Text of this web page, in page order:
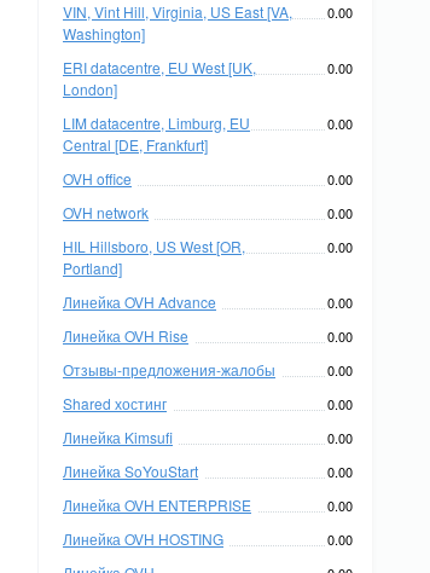
VIN, Vint Hill, Virginia, US East [VA,
Washington]
0.00
ERI datacentre, EU West [UK,
London]
0.00
LIM datacentre, Limburg, EU
Central [DE, Frankfurt]
0.00
OVH office 0.00
OVH network 0.00
HIL Hillsboro, US West [OR,
Portland]
0.00
Линейка OVH Advance 0.00
Линейка OVH Rise 0.00
Отзывы-предложения-жалобы 0.00
Shared хостинг 0.00
Линейка Kimsufi 0.00
Линейка SoYouStart 0.00
Линейка OVH ENTERPRISE 0.00
Линейка OVH HOSTING 0.00